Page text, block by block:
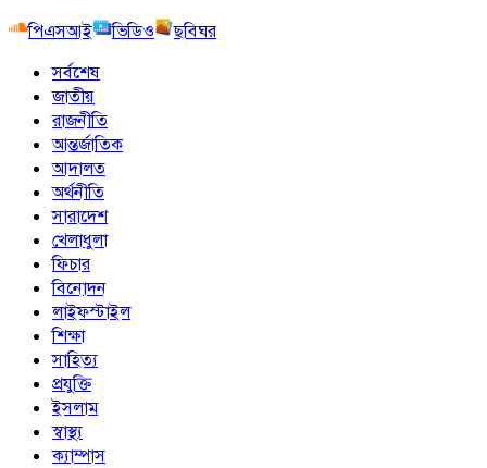
পিএসআই
ভিডিও
ছবিঘর
সর্বশেষ
জাতীয়
রাজনীতি
আন্তর্জাতিক
আদালত
অর্থনীতি
সারাদেশ
খেলাধুলা
ফিচার
বিনোদন
লাইফস্টাইল
শিক্ষা
সাহিত্য
প্রযুক্তি
ইসলাম
স্বাস্থ্য
ক্যাম্পাস